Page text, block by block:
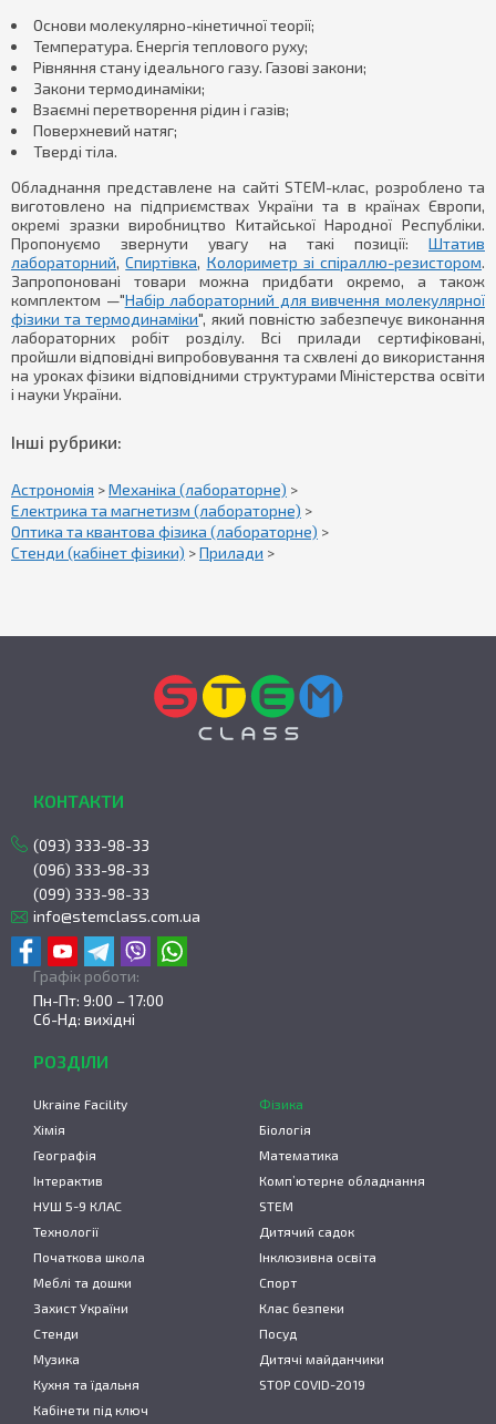
Основи молекулярно-кінетичної теорії;
Температура. Енергія теплового руху;
Рівняння стану ідеального газу. Газові закони;
Закони термодинаміки;
Взаємні перетворення рідин і газів;
Поверхневий натяг;
Тверді тіла.
Обладнання представлене на сайті STEM-клас, розроблено та
виготовлено на підприємствах України та в країнах Європи,
окремі зразки виробництво Китайської Народної Республіки.
Пропонуємо звернути увагу на такі позиції: Штатив
лабораторний,Спиртівка, Колориметр зі спіраллю-резистором.
Запропоновані товари можна придбати окремо, а також
комплектом —"Набір лабораторний для вивчення молекулярної
фізики та термодинаміки", який повністю забезпечує виконання
лабораторних робіт розділу. Всі прилади сертифіковані,
пройшли відповідні випробовування та схвлені до використання
на уроках фізики відповідними структурами Міністерства освіти
і науки України.
Інші рубрики:
Астрономія >Механіка (лабораторне) >
Електрика та магнетизм (лабораторне) >
Оптика та квантова фізика (лабораторне) >
Стенди (кабінет фізики) >Прилади >
КОНТАКТИ
(093) 333-98-33
(096) 333-98-33
(099) 333-98-33
info@stemclass.com.ua
Графік роботи:
Пн-Пт: 9:00 – 17:00
Сб-Нд: вихідні
РОЗДІЛИ
Ukraine Facility
Фізика
Хімія
Біологія
Географія
Математика
Інтерактив
Комп’ютерне обладнання
НУШ 5-9 КЛАС
STEM
Технології
Дитячий садок
Початкова школа
Інклюзивна освіта
Меблі та дошки
Спорт
Захист України
Клас безпеки
Стенди
Посуд
Музика
Дитячі майданчики
Кухня та їдальня
STOP COVID-2019
Кабінети під ключ